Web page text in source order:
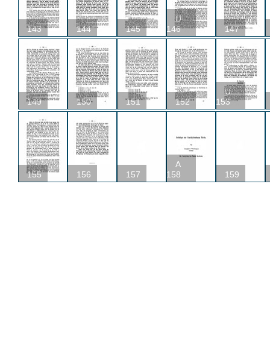
143 144 145
U
146
147
149 150 151 152
U
153
155 156 157
A
158
159